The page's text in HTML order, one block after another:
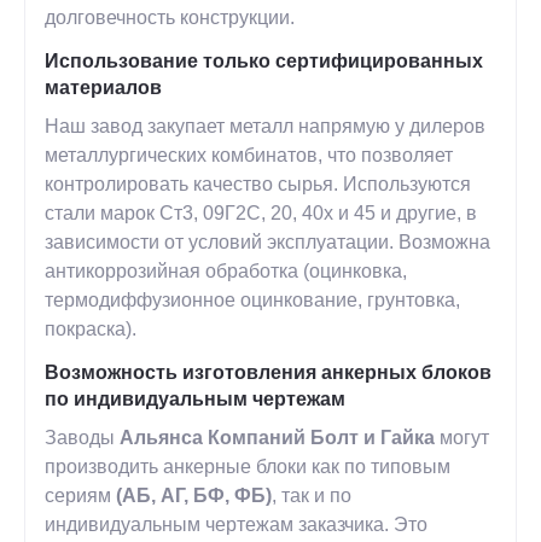
долговечность конструкции.
Использование только сертифицированных
материалов
Наш завод закупает металл напрямую у дилеров
металлургических комбинатов, что позволяет
контролировать качество сырья. Используются
стали марок Ст3, 09Г2С, 20, 40х и 45 и другие, в
зависимости от условий эксплуатации. Возможна
антикоррозийная обработка (оцинковка,
термодиффузионное оцинкование, грунтовка,
покраска).
Возможность изготовления анкерных блоков
по индивидуальным чертежам
Заводы Альянса Компаний Болт и Гайка могут
производить анкерные блоки как по типовым
сериям (АБ, АГ, БФ, ФБ), так и по
индивидуальным чертежам заказчика. Это